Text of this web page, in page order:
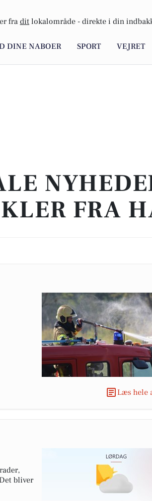
fra dit lokalområde - direkte i din
DINE NABOER SPORT VEJRET
FRA
Læs hele
bliver